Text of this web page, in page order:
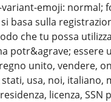
emoji: normal;
basa sulla
che tu possa
potr&agrave;
unito, vendere,
usa, noi, italiano,
licenza,